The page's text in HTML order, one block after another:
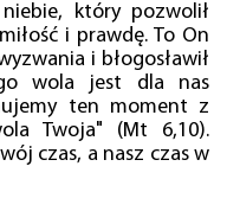
który pozwolił
i prawdę. To On
i błogosławił
wola jest dla nas
ten moment z
Twoja" (Mt 6,10).
czas, a nasz czas w